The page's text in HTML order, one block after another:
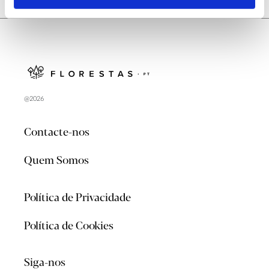
@2026
Contacte-nos
Quem Somos
Política de Privacidade
Política de Cookies
Siga-nos